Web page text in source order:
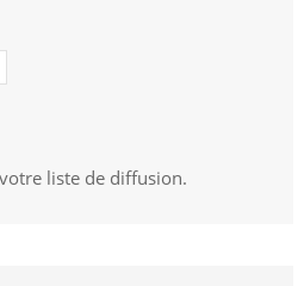
liste de diffusion.